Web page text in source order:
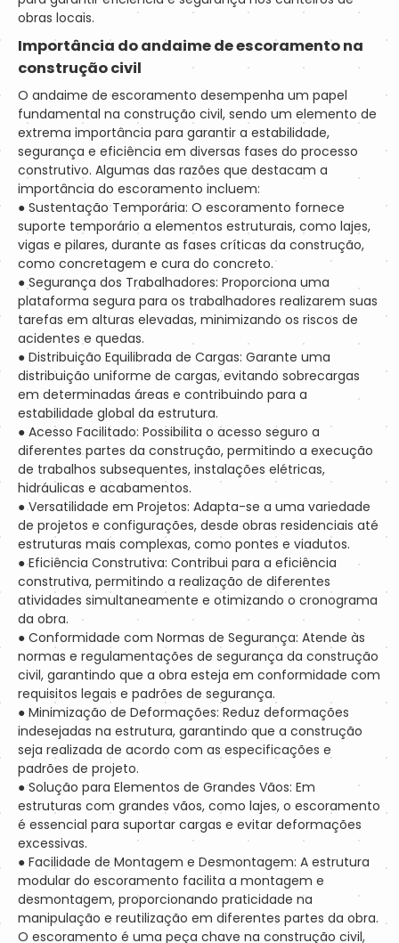
obras locais.
Importância do andaime de escoramento na
construção civil
O andaime de escoramento desempenha um papel
fundamental na construção civil, sendo um elemento de
extrema importância para garantir a estabilidade,
segurança e eficiência em diversas fases do processo
construtivo. Algumas das razões que destacam a
importância do escoramento incluem:
● Sustentação Temporária: O escoramento fornece
suporte temporário a elementos estruturais, como lajes,
vigas e pilares, durante as fases críticas da construção,
como concretagem e cura do concreto.
● Segurança dos Trabalhadores: Proporciona uma
plataforma segura para os trabalhadores realizarem suas
tarefas em alturas elevadas, minimizando os riscos de
acidentes e quedas.
● Distribuição Equilibrada de Cargas: Garante uma
distribuição uniforme de cargas, evitando sobrecargas
em determinadas áreas e contribuindo para a
estabilidade global da estrutura.
● Acesso Facilitado: Possibilita o acesso seguro a
diferentes partes da construção, permitindo a execução
de trabalhos subsequentes, instalações elétricas,
hidráulicas e acabamentos.
● Versatilidade em Projetos: Adapta-se a uma variedade
de projetos e configurações, desde obras residenciais até
estruturas mais complexas, como pontes e viadutos.
● Eficiência Construtiva: Contribui para a eficiência
construtiva, permitindo a realização de diferentes
atividades simultaneamente e otimizando o cronograma
da obra.
● Conformidade com Normas de Segurança: Atende às
normas e regulamentações de segurança da construção
civil, garantindo que a obra esteja em conformidade com
requisitos legais e padrões de segurança.
● Minimização de Deformações: Reduz deformações
indesejadas na estrutura, garantindo que a construção
seja realizada de acordo com as especificações e
padrões de projeto.
● Solução para Elementos de Grandes Vãos: Em
estruturas com grandes vãos, como lajes, o escoramento
é essencial para suportar cargas e evitar deformações
excessivas.
● Facilidade de Montagem e Desmontagem: A estrutura
modular do escoramento facilita a montagem e
desmontagem, proporcionando praticidade na
manipulação e reutilização em diferentes partes da obra.
O escoramento é uma peça chave na construção civil,